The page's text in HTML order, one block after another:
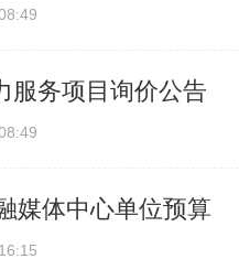
服务项目询价公告
媒体中心单位预算